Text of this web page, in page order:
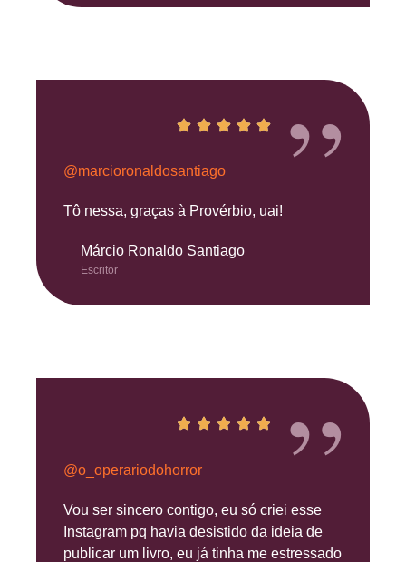
”
@marcioronaldosantiago
Tô nessa, graças à Provérbio, uai!
Márcio Ronaldo Santiago
Escritor
”
@o_operariodohorror
Vou ser sincero contigo, eu só criei esse
Instagram pq havia desistido da ideia de
publicar um livro, eu já tinha me estressado